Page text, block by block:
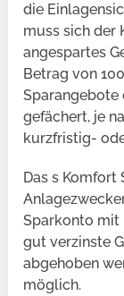
die
muss sich der
angespartes
Betrag von
Sparangebote
gefächert, je
kurzfristig-
Das s
Sparkonto mit
gut verzinste
abgehoben
möglich.